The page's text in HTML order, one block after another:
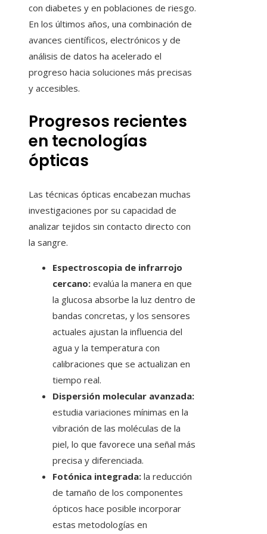
con diabetes y en poblaciones de riesgo.
En los últimos años, una combinación de
avances científicos, electrónicos y de
análisis de datos ha acelerado el
progreso hacia soluciones más precisas
y accesibles.
Progresos recientes
en tecnologías
ópticas
Las técnicas ópticas encabezan muchas
investigaciones por su capacidad de
analizar tejidos sin contacto directo con
la sangre.
Espectroscopia de infrarrojo
cercano: evalúa la manera en que
la glucosa absorbe la luz dentro de
bandas concretas, y los sensores
actuales ajustan la influencia del
agua y la temperatura con
calibraciones que se actualizan en
tiempo real.
Dispersión molecular avanzada:
estudia variaciones mínimas en la
vibración de las moléculas de la
piel, lo que favorece una señal más
precisa y diferenciada.
Fotónica integrada: la reducción
de tamaño de los componentes
ópticos hace posible incorporar
estas metodologías en